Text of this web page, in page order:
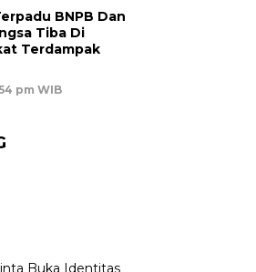
BNPB Dan
Tiba Di
Terdampak
pm WIB